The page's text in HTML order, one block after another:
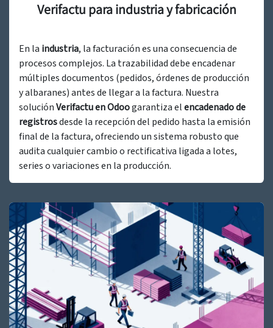
Verifactu para industria y fabricación
En la industria, la facturación es una consecuencia de
procesos complejos. La trazabilidad debe encadenar
múltiples documentos (pedidos, órdenes de producción
y albaranes) antes de llegar a la factura. Nuestra
soluciónVerifactu en Odoogarantiza elencadenado de
registrosdesde la recepción del pedido hasta la emisión
final de la factura, ofreciendo un sistema robusto que
audita cualquier cambio o rectificativa ligada a lotes,
series o variaciones en la producción.